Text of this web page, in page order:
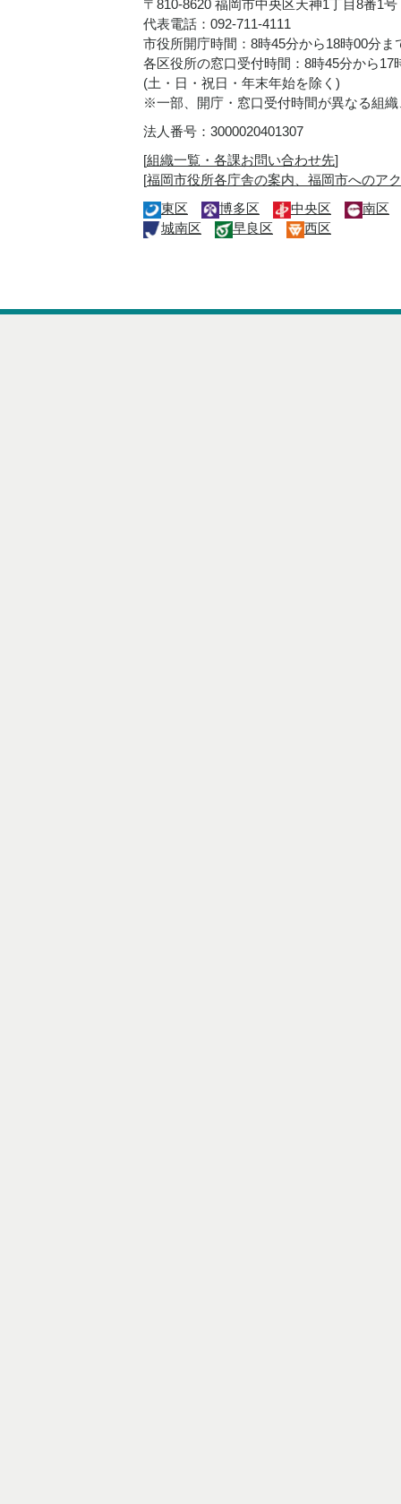
〒810-8620 福岡市中央区天神1丁目8番1号
代表電話：092-711-4111
市役所開庁時間：8時45分から18時00分ま
各区役所の窓口受付時間：8時45分から17
(土・日・祝日・年末年始を除く)
※一部、開庁・窓口受付時間が異なる組
法人番号：3000020401307
[組織一覧・各課お問い合わせ先]
[福岡市役所各庁舎の案内、福岡市へのア
東区
博多区 中央区
南区
城南区
早良区 西区